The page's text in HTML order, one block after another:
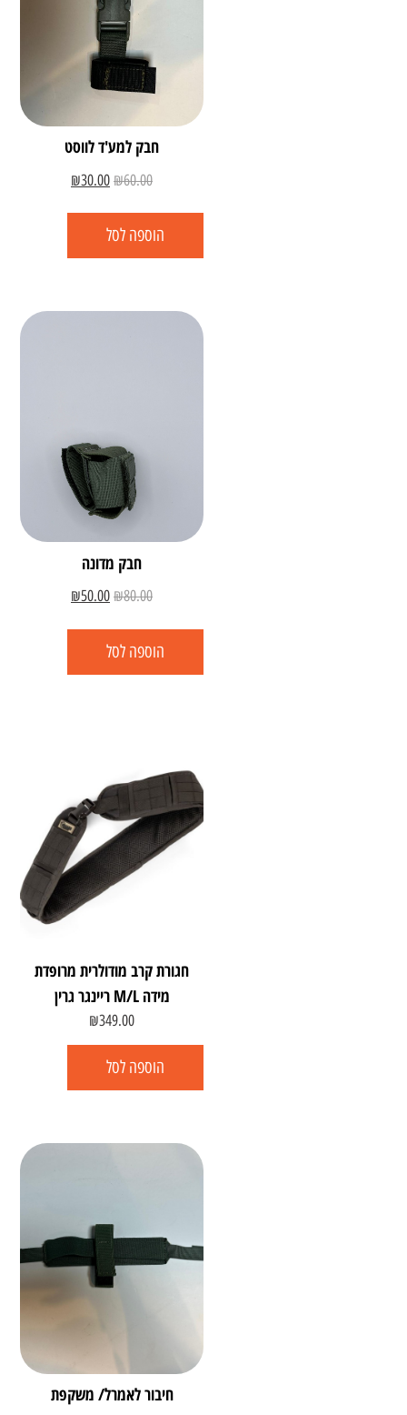
חבק למע'ד לווסט
₪60.00
₪30.00
הוספה לסל
חבק מדונה
₪80.00
₪50.00
הוספה לסל
חגורת קרב מודולרית מרופדת
מידה M/L ריינגר גרין
₪349.00
הוספה לסל
חיבור לאמרל/ משקפת